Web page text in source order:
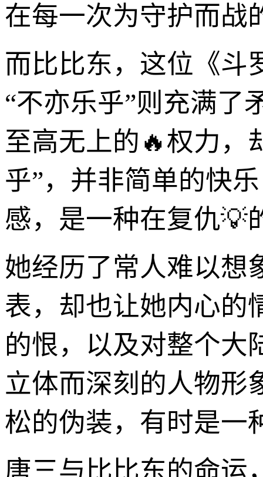
在每一次为守护而战
而比比东，这位《斗
“不亦乐乎”则充满了
至高无上的🔥权力，
乎”，并非简单的快
感，是一种在复仇💡
她经历了常人难以想
表，却也让她内心的
的恨，以及对整个大
立体而深刻的人物形
松的伪装，有时是一
唐三与比比东的命运